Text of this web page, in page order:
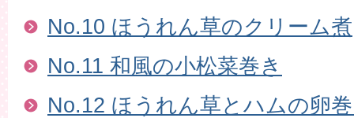
No.10 ほうれん草のクリーム煮
No.11 和風の小松菜巻き
No.12 ほうれん草とハムの卵